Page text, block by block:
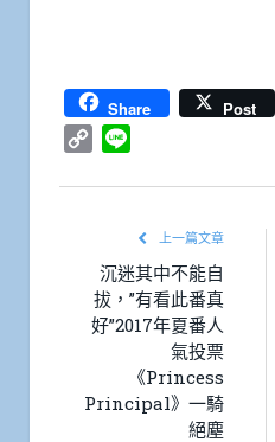
Share Post
Copy
上一篇文章
沉迷其中不能自
拔，”有看此番真
好”2017年夏番人
氣投票
《Princess
Principal》一騎
絕塵